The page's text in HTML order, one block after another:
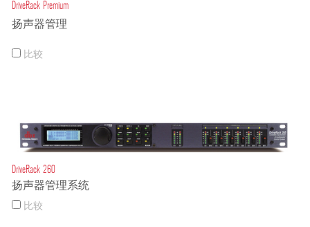
DriveRack Premium
扬声器管理
比较
DriveRack 260
扬声器管理系统
比较